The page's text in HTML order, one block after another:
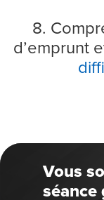
8.
d’emprunt
Vous
séance